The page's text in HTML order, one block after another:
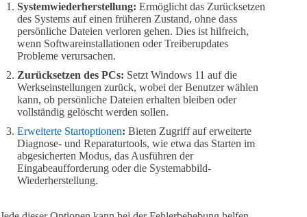
Systemwiederherstellung: Ermöglicht das Zurücksetzen
des Systems auf einen früheren Zustand, ohne dass
persönliche Dateien verloren gehen. Dies ist hilfreich,
wenn Softwareinstallationen oder Treiberupdates
Probleme verursachen.
Zurücksetzen des PCs: Setzt Windows 11 auf die
Werkseinstellungen zurück, wobei der Benutzer wählen
kann, ob persönliche Dateien erhalten bleiben oder
vollständig gelöscht werden sollen.
Erweiterte Startoptionen: Bieten Zugriff auf erweiterte
Diagnose- und Reparaturtools, wie etwa das Starten im
abgesicherten Modus, das Ausführen der
Eingabeaufforderung oder die Systemabbild-
Wiederherstellung.